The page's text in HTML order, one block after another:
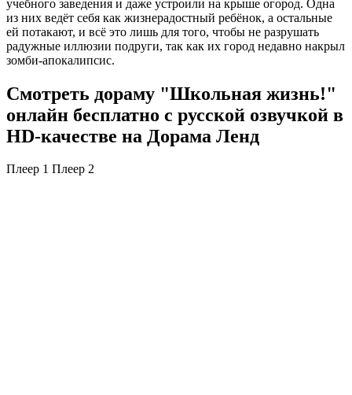
учебного заведения и даже устроили на крыше огород. Одна
из них ведёт себя как жизнерадостный ребёнок, а остальные
ей потакают, и всё это лишь для того, чтобы не разрушать
радужные иллюзии подруги, так как их город недавно накрыл
зомби-апокалипсис.
Смотреть дораму "Школьная жизнь!"
онлайн бесплатно с русской озвучкой в
HD-качестве на Дорама Ленд
Плеер 1 Плеер 2